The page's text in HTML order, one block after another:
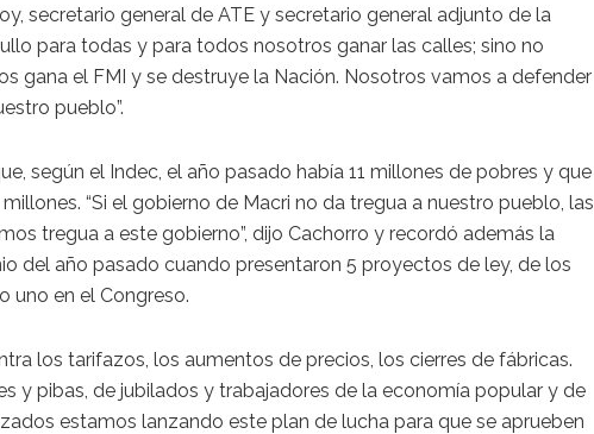
secretario general de ATE y secretario general adjunto de la
para todas y para todos nosotros ganar las calles; sino no
gana el FMI y se destruye la Nación. Nosotros vamos a defender
pueblo”.
según el Indec, el año pasado había 11 millones de pobres y que
“Si el gobierno de Macri no da tregua a nuestro pueblo, las
tregua a este gobierno”, dijo Cachorro y recordó además la
del año pasado cuando presentaron 5 proyectos de ley, de los
uno en el Congreso.
los tarifazos, los aumentos de precios, los cierres de fábricas.
y pibas, de jubilados y trabajadores de la economía popular y de
estamos lanzando este plan de lucha para que se aprueben